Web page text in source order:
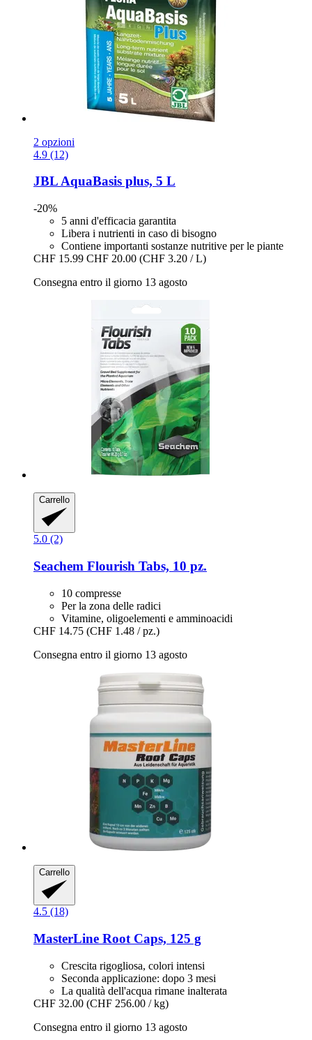
2 opzioni
4.9 (12)
JBLAquaBasis plus, 5 L
-20%
5 anni d'efficacia garantita
Libera i nutrienti in caso di bisogno
Contiene importanti sostanze nutritive per le piante
CHF 15.99 CHF 20.00 (CHF 3.20 / L)
Consegna entro il giorno 13 agosto
Carrello
5.0 (2)
Seachem Flourish Tabs, 10 pz.
10 compresse
Per la zona delle radici
Vitamine, oligoelementi e amminoacidi
CHF 14.75 (CHF 1.48 / pz.)
Consegna entro il giorno 13 agosto
Carrello
4.5 (18)
MasterLine Root Caps, 125 g
Crescita rigogliosa, colori intensi
Seconda applicazione: dopo 3 mesi
La qualità dell'acqua rimane inalterata
CHF 32.00 (CHF 256.00 / kg)
Consegna entro il giorno 13 agosto